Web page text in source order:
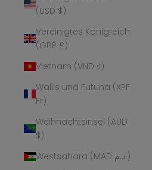
(USD $)
Vereinigtes Königreich
(GBP £)
Vietnam (VND ₫)
Wallis und Futuna (XPF
Fr)
Weihnachtsinsel (AUD
$)
Westsahara (MAD د.م.)